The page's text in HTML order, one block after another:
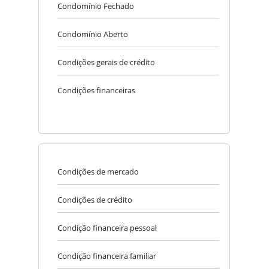
Condomínio Fechado
Condomínio Aberto
Condições gerais de crédito
Condições financeiras
Condições de mercado
Condições de crédito
Condição financeira pessoal
Condição financeira familiar